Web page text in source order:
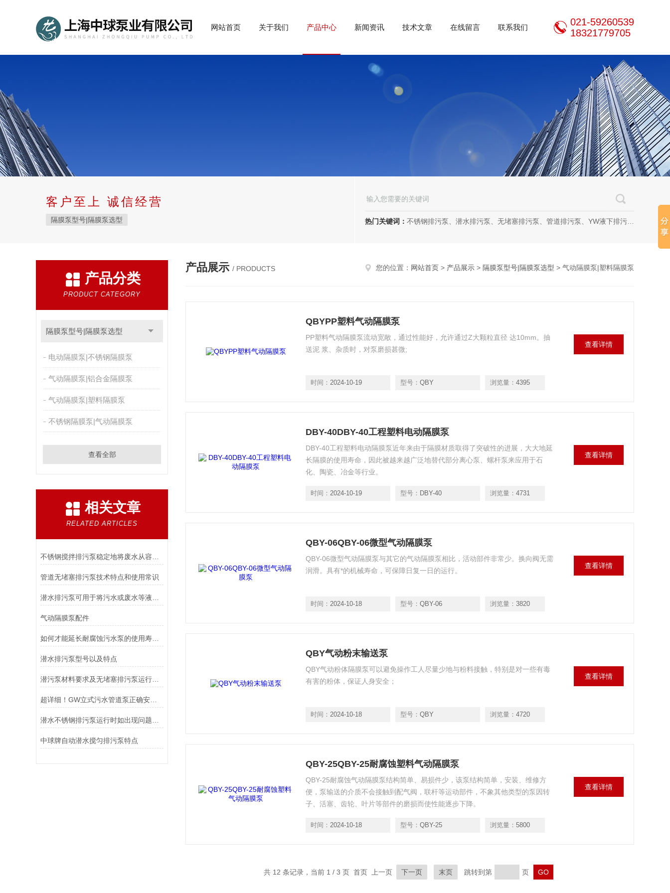
网站首页 关于我们 产品中心 新闻资讯 技术文章 在线留言 联系我们
021-59260539
18321779705
客户至上 诚信经营
隔膜泵型号|隔膜泵选型 热门关键词： 不锈钢排污泵、潜水排污泵、无堵塞排污泵、管道排污泵、YW液下排污泵、立式无堵塞排污泵、管道离心泵、无堵塞自吸泵、不锈钢离心泵
产品分类
PRODUCT CATEGORY
隔膜泵型号|隔膜泵选型
电动隔膜泵|不锈钢隔膜泵
气动隔膜泵|铝合金隔膜泵
气动隔膜泵|塑料隔膜泵
不锈钢隔膜泵|气动隔膜泵
查看全部
相关文章
RELATED ARTICLES
管道无堵塞排污泵技术特点和使用常识
气动隔膜泵配件
如何才能延长耐腐蚀污水泵的使用寿命？
潜水排污泵型号以及特点
潜污泵材料要求及无堵塞排污泵运行噪声规定
超详细！GW立式污水管道泵正确安装步骤全指南
中球牌自动潜水搅匀排污泵特点
产品展示 / PRODUCTS 您的位置： 网站首页 > 产品展示 > 隔膜泵型号|隔膜泵选型 > 气动隔膜泵|塑料隔膜泵
QBYPP塑料气动隔膜泵
PP塑料气动隔膜泵流动宽敞，通过性能好，允许通过Z大颗粒直径 达10mm。抽
送泥 浆、杂质时，对泵磨损甚微;
时间： 2024-10-19 型号： QBY 浏览量： 4395
查看详情
DBY-40DBY-40工程塑料电动隔膜泵
DBY-40工程塑料电动隔膜泵近年来由于隔膜材质取得了突破性的进展，大大地延
长隔膜的使用寿命，因此被越来越广泛地替代部分离心泵、螺杆泵来应用于石
化、陶瓷、冶金等行业。
时间： 2024-10-19 型号： DBY-40 浏览量： 4731
查看详情
QBY-06QBY-06微型气动隔膜泵
QBY-06微型气动隔膜泵与其它的气动隔膜泵相比，活动部件非常少。换向阀无需
润滑。具有*的机械寿命，可保障日复一日的运行。
时间： 2024-10-18 型号： QBY-06 浏览量： 3820
查看详情
QBY气动粉末输送泵
QBY气动粉体隔膜泵可以避免操作工人尽量少地与粉料接触，特别是对一些有毒
有害的粉体，保证人身安全；
时间： 2024-10-18 型号： QBY 浏览量： 4720
查看详情
QBY-25QBY-25耐腐蚀塑料气动隔膜泵
QBY-25耐腐蚀气动隔膜泵结构简单、易损件少，该泵结构简单，安装、维修方
便，泵输送的介质不会接触到配气阀，联杆等运动部件，不象其他类型的泵因转
子、活塞、齿轮、叶片等部件的磨损而使性能逐步下降。
时间： 2024-10-18 型号： QBY-25 浏览量： 5800
查看详情
共 12 条记录，当前 1 / 3 页 首页 上一页 下一页 末页 跳转到第 页